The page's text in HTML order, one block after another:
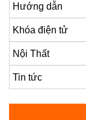
Hướng dẫn
Khóa điện tử
Nội Thất
Tin tức